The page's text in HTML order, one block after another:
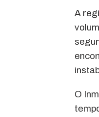
A
O